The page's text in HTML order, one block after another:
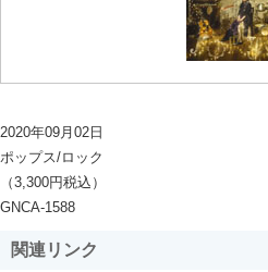
2020年09月02日
ポップス/ロック
（3,300円税込）
GNCA-1588
関連リンク